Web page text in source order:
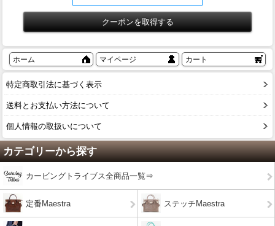
ホーム マイページ カート
特定商取引法に基づく表示
送料とお支払い方法について
個人情報の取扱いについて
カテゴリーから探す
カービングトライブス全商品一覧⇒
定番Maestra ステッチMaestra